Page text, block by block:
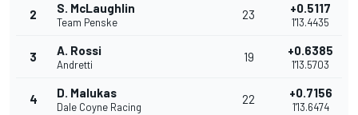
2 S. McLaughlin
Team Penske
23 +0.5117
1'13.4435
3 A. Rossi
Andretti
19 +0.6385
1'13.5703
4 D. Malukas
Dale Coyne Racing
22 +0.7156
1'13.6474